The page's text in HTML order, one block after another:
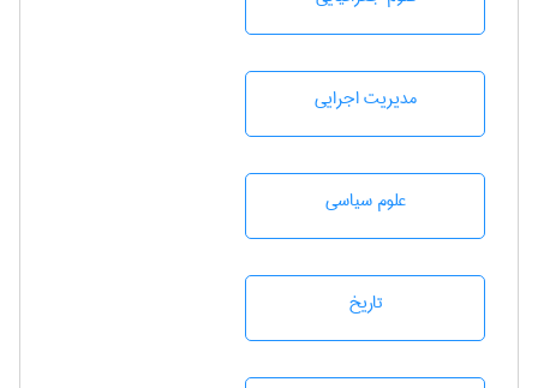
مديريت اجرايی
علوم سياسی
تاريخ